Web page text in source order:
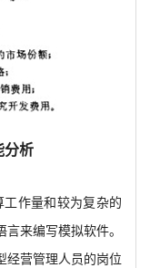
分析
作量和较为复杂的
来编写模拟软件。
经营管理人员的岗位